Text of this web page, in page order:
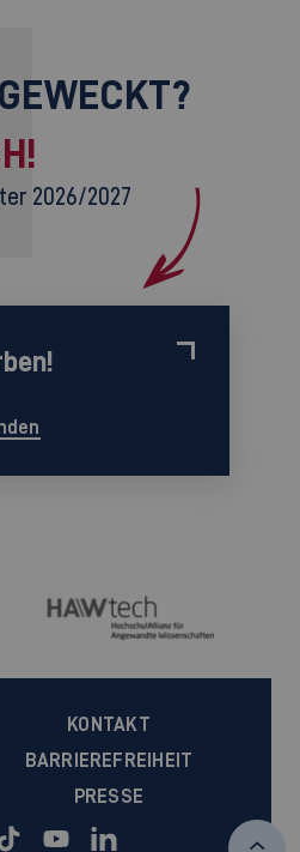
2026/2027
KONTAKT
BARRIEREFREIHEIT
PRESSE